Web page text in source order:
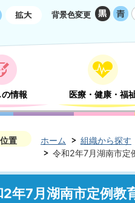
背景色変更
の情報 医療・健康・福
置 ホーム 組織から探す
令和2年7月湖南市定
2年7月湖南市定例教